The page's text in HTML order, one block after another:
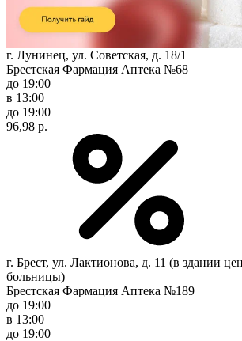
г. Лунинец, ул. Советская, д. 18/1
Брестская Фармация Аптека №68
до 19:00
в 13:00
до 19:00
96,98 р.
г. Брест, ул. Лактионова, д. 11 (в здании
больницы)
Брестская Фармация Аптека №189
до 19:00
в 13:00
до 19:00